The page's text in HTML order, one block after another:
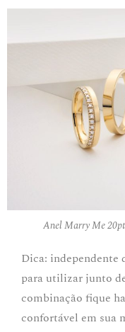
Anel Marry Me
Dica: independente
para utilizar junto
combinação fique
confortável em sua